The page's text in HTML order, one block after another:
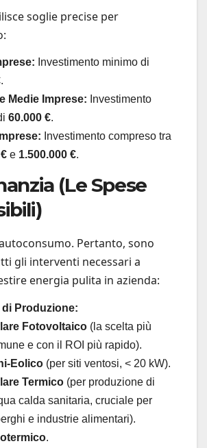
soglie precise per
Investimento minimo di
.
Medie Imprese: Investimento
60.000 €.
Investimento compreso tra
e 1.500.000 €.
(Le Spese
Pertanto, sono
gli interventi necessari a
energia pulita in azienda:
di Produzione:
Fotovoltaico (la scelta più
e con il ROI più rapido).
Eolico (per siti ventosi, < 20 kW).
Termico (per produzione di
calda sanitaria, cruciale per
e industrie alimentari).
.